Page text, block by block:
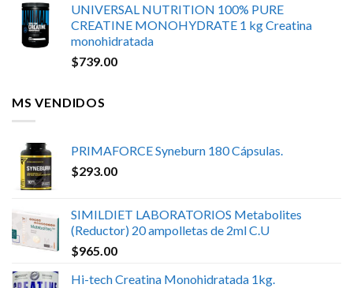
UNIVERSAL NUTRITION 100% PURE
CREATINE MONOHYDRATE 1 kg Creatina
monohidratada
$739.00
MS VENDIDOS
PRIMAFORCE Syneburn 180 Cápsulas.
$293.00
SIMILDIET LABORATORIOS Metabolites
(Reductor) 20 ampolletas de 2ml C.U
$965.00
Hi-tech Creatina Monohidratada 1kg.